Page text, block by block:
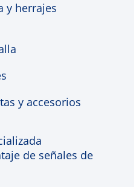
y herrajes
y accesorios
de señales de